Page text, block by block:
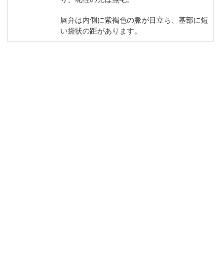
唇弁は内側に紫褐色の脈が目立ち、基部に短
い袋状の距があります。